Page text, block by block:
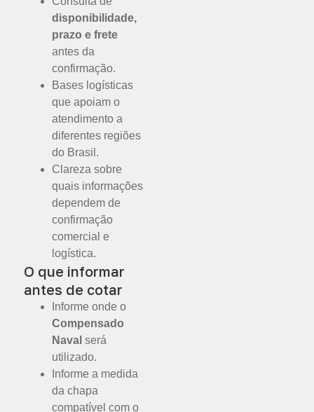
disponibilidade,
prazo e frete
antes da
confirmação.
Bases logísticas
que apoiam o
atendimento a
diferentes regiões
do Brasil.
Clareza sobre
quais informações
dependem de
confirmação
comercial e
logística.
O que informar
antes de cotar
Informe onde o
Compensado
Naval será
utilizado.
Informe a medida
da chapa
compatível com o